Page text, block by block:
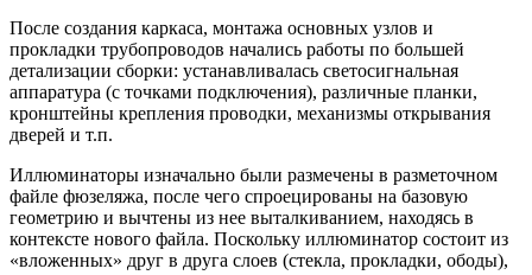
После создания каркаса, монтажа основных узлов и
прокладки трубопроводов начались работы по большей
детализации сборки: устанавливалась светосигнальная
аппаратура (с точками подключения), различные планки,
кронштейны крепления проводки, механизмы открывания
дверей и т.п.
Иллюминаторы изначально были размечены в разметочном
файле фюзеляжа, после чего спроецированы на базовую
геометрию и вычтены из нее выталкиванием, находясь в
контексте нового файла. Поскольку иллюминатор состоит из
«вложенных» друг в друга слоев (стекла, прокладки, ободы),